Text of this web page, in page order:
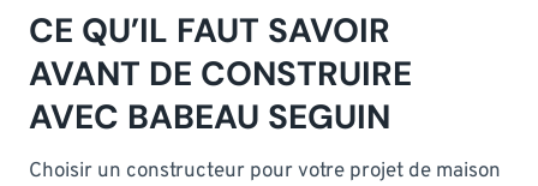
CE QU’IL FAUT SAVOIR
AVANT DE CONSTRUIRE
AVEC BABEAU SEGUIN
Choisir un constructeur pour votre projet de maison